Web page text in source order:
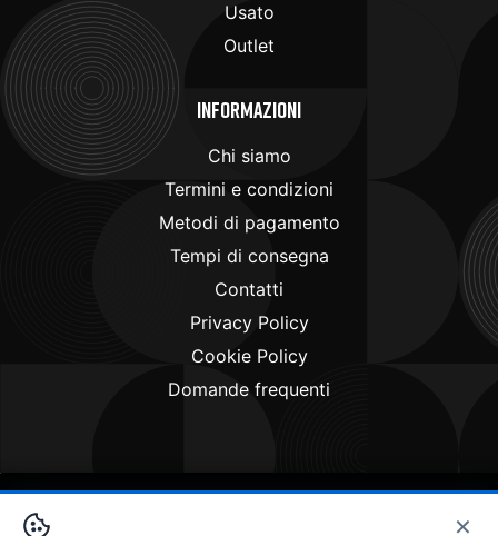
Usato
Outlet
Informazioni
Chi siamo
Termini e condizioni
Metodi di pagamento
Tempi di consegna
Contatti
Privacy Policy
Cookie Policy
Domande frequenti
Copyright © 2024 . All rights reserved
×